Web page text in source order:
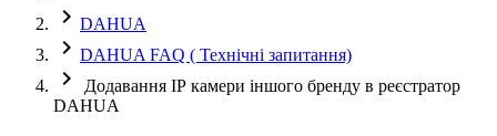
chevron_right DAHUA
chevron_right DAHUA FAQ ( Технічні запитання)
chevron_right
Додавання ІР камери іншого бренду в реєстратор
DAHUA